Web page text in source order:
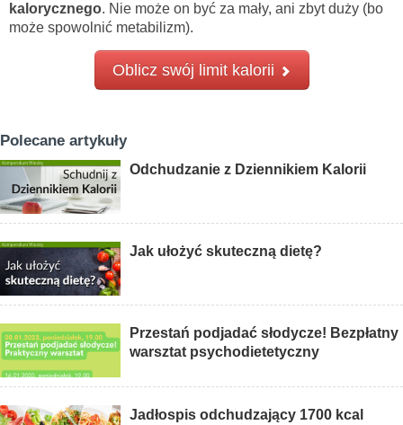
kalorycznego. Nie może on być za mały, ani zbyt duży (bo
może spowolnić metabilizm).
Oblicz swój limit kalorii
Polecane artykuły
Odchudzanie z Dziennikiem Kalorii
Jak ułożyć skuteczną dietę?
Przestań podjadać słodycze! Bezpłatny
warsztat psychodietetyczny
Jadłospis odchudzający 1700 kcal